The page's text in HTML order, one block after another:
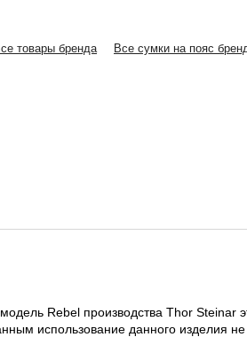
товары бренда Все сумки на пояс
Rebel производства Thor Steinar
использование данного изделия